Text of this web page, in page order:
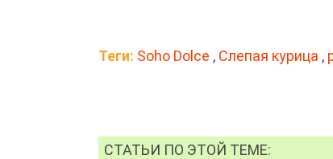
Теги: Soho Dolce , Слепая курица ,
СТАТЬИ ПО ЭТОЙ ТЕМЕ: